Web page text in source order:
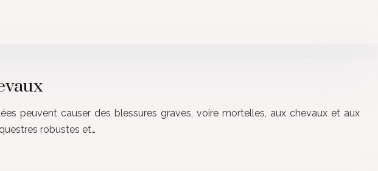
peuvent causer des blessures graves, voire mortelles, aux chevaux et aux
robustes et…